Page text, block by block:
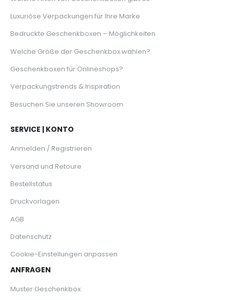
Luxuriöse Verpackungen für Ihre Marke
Bedruckte Geschenkboxen – Möglichkeiten
Welche Größe der Geschenkbox wählen?
Geschenkboxen für Onlineshops?
Verpackungstrends & Inspiration
Besuchen Sie unseren Showroom
SERVICE | KONTO
Anmelden / Registrieren
Versand und Retoure
Bestellstatus
Druckvorlagen
AGB
Datenschutz
Cookie-Einstellungen anpassen
ANFRAGEN
Muster Geschenkbox